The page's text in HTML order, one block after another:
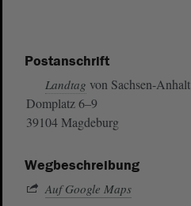
Postanschrift
Landtag von Sachsen-Anhalt
Domplatz 6–9
39104 Magdeburg
Wegbeschreibung
Auf Google Maps